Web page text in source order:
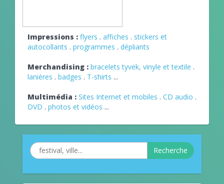
Impressions : flyers . affiches . stickers et
autocollants . programmes . dépliants
Merchandising : bracelets tyvek, vinyle et textile .
lanières . badges . T-shirts ...
Multimédia : Sites Internet et mobiles . CD audio .
DVD . photos et vidéos ...
Recherche